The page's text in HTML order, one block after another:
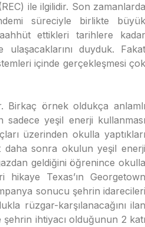
ile ilgilidir. Son zamanlarda
süreciyle birlikte büyük
ettikleri tarihlere kadar
ulaşacaklarını duyduk. Fakat
içinde gerçekleşmesi çok
Birkaç örnek oldukça anlamlı
yeşil enerji kullanması
üzerinden okulla yaptıkları
daha sonra okulun yeşil enerji
geldiğini öğrenince okulla
hikaye Texas’ın Georgetown
sonucu şehrin idarecileri
rüzgar-karşılanacağını ilan
ihtiyacı olduğunun 2 katı